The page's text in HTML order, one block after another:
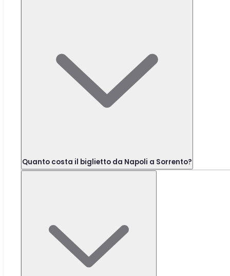
Quanto costa il biglietto da Napoli a Sorrento?